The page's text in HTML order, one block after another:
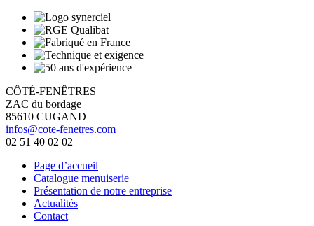
CÔTÉ-FENÊTRES
ZAC du bordage
85610 CUGAND
infos@cote-fenetres.com
02 51 40 02 02
Page d’accueil
Catalogue menuiserie
Présentation de notre entreprise
Actualités
Contact